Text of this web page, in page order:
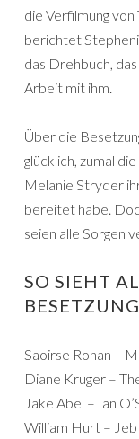
die Verfilmung
berichtet
das Drehbuch,
Arbeit mit ihm.
Über die
glücklich, zumal
Melanie Stryder
bereitet habe.
seien alle Sorgen
SO SIEHT
Saoirse Ronan –
Diane Kruger –
Jake Abel – Ian
William Hurt –